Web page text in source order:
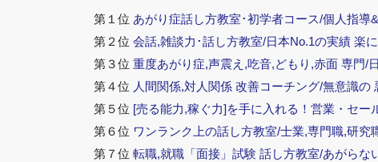
第１位 あがり症話し方教室･初学者コース/個人指導
第２位 会話,雑談力･話し方教室/日本No.1の実績 楽
第３位 重度あがり症,声震え,吃音,どもり,赤面 専門/
第４位 人間関係,対人関係 改善コーチング/無意識の
第５位 [売る能力,稼ぐ力]を手に入れる！営業・セー
第６位 ワンランク上の話し方教室/士業,専門職,研究
第７位 転職,就職「面接」試験 話し方教室/あがらな